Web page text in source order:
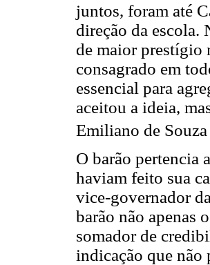
juntos, foram até
direção da escola.
de maior prestígio
consagrado em
essencial para
aceitou a ideia,
Emiliano de
O barão pertencia
haviam feito sua
vice-governador
barão não apenas
somador de
indicação que não